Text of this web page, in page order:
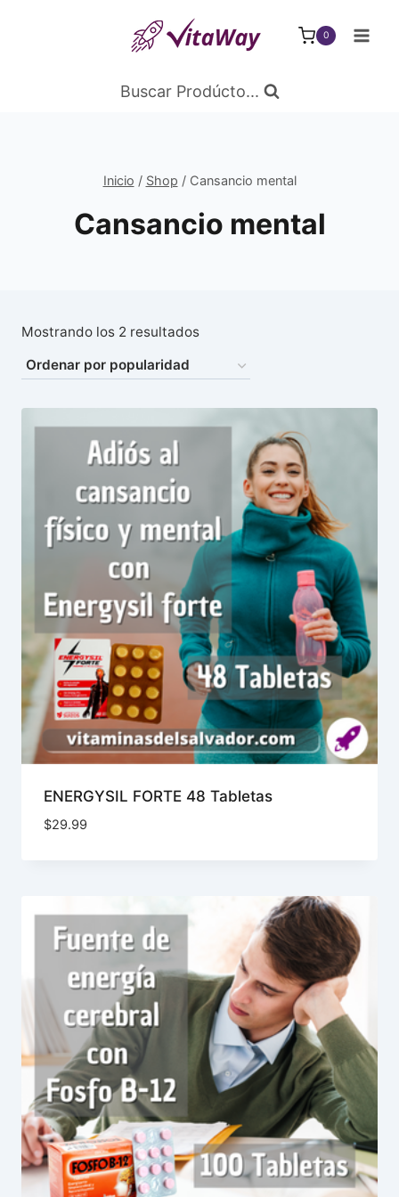
0
Buscar Prodúcto...
Inicio / Shop / Cansancio mental
Cansancio mental
Mostrando los 2 resultadosOrdenado
popularidad
ENERGYSIL FORTE 48 Tabletas
$29.99